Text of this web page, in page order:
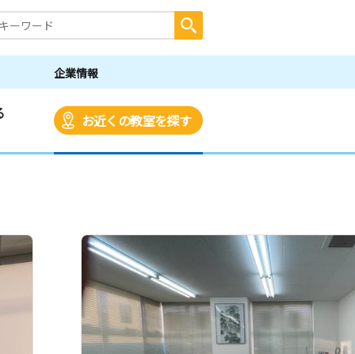
企業情報
お近くの教室を探す